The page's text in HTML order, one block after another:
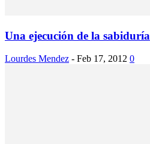
Una ejecución de la sabiduría
Lourdes Mendez - Feb 17, 2012 0